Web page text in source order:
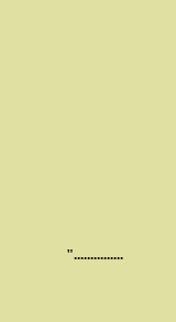
..............."